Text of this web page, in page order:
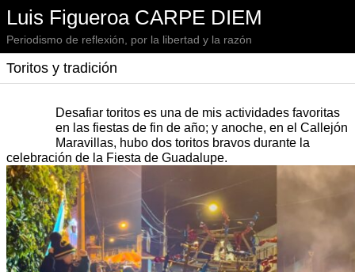
Luis Figueroa CARPE DIEM
Periodismo de reflexión, por la libertad y la razón
Toritos y tradición
Desafiar toritos es una de mis actividades favoritas
en las fiestas de fin de año; y anoche, en el Callejón
Maravillas, hubo dos toritos bravos durante la
celebración de la Fiesta de Guadalupe.